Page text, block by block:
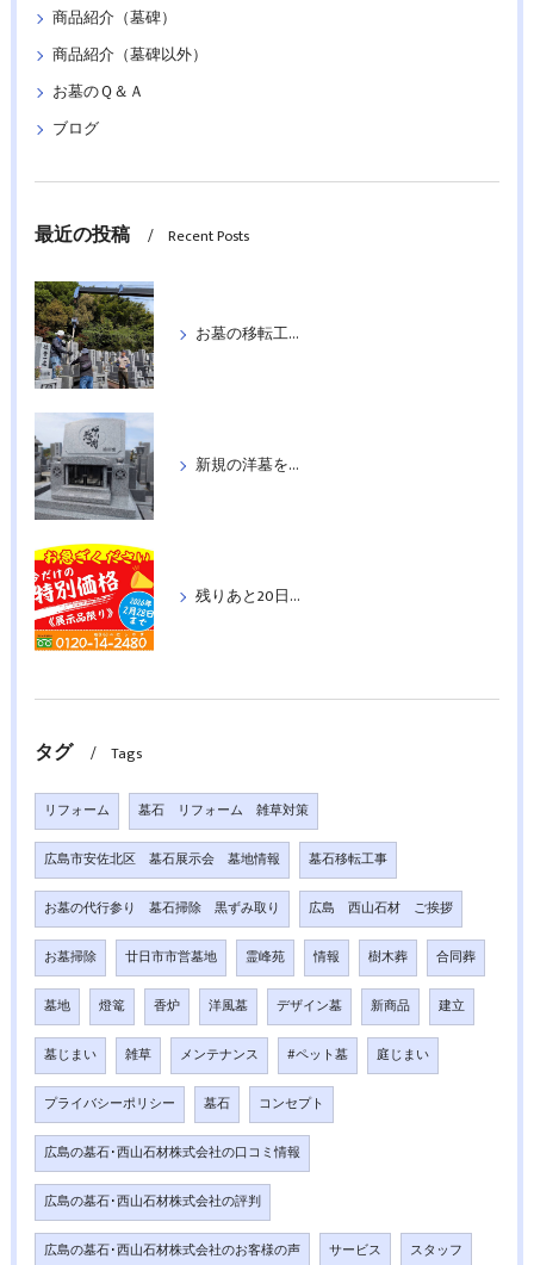
商品紹介（墓碑）
商品紹介（墓碑以外）
お墓のＱ＆Ａ
ブログ
最近の投稿 Recent Posts
お墓の移転工事を行いました
新規の洋墓を据付工事いたしました
残りあと20日！特別価格の墓石：洋墓５基＆和墓２基紹介《２月２８日まで》
タグ Tags
リフォーム 墓石 リフォーム 雑草対策
広島市安佐北区 墓石展示会 墓地情報 墓石移転工事
お墓の代行参り 墓石掃除 黒ずみ取り 広島 西山石材 ご挨拶
お墓掃除 廿日市市営墓地 霊峰苑 情報 樹木葬 合同葬
墓地 燈篭 香炉 洋風墓 デザイン墓 新商品 建立
墓じまい 雑草 メンテナンス #ペット墓 庭じまい
プライバシーポリシー 墓石 コンセプト
広島の墓石･西山石材株式会社の口コミ情報
広島の墓石･西山石材株式会社の評判
広島の墓石･西山石材株式会社のお客様の声 サービス スタッフ